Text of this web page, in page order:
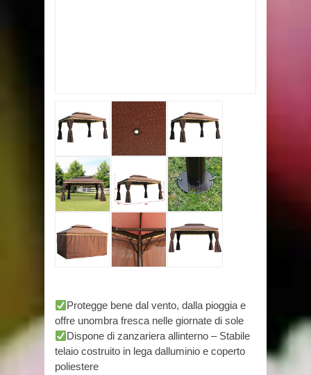
Protegge bene dal vento, dalla pioggia e
offre unombra fresca nelle giornate di sole
Dispone di zanzariera allinterno – Stabile
telaio costruito in lega dalluminio e coperto
poliestere